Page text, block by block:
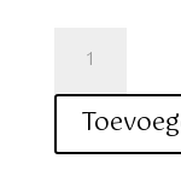
Little
Darling
donkerblauw